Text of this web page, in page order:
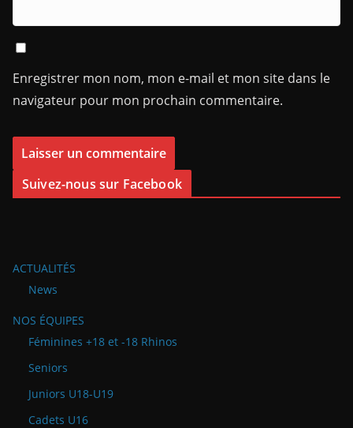
Enregistrer mon nom, mon e-mail et mon site dans le
navigateur pour mon prochain commentaire.
Suivez-nous sur Facebook
ACTUALITÉS
News
NOS ÉQUIPES
Féminines +18 et -18 Rhinos
Seniors
Juniors U18-U19
Cadets U16